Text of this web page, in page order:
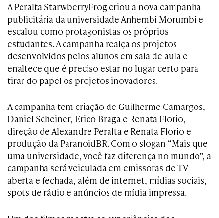
A Peralta StarwberryFrog criou a nova campanha
publicitária da universidade Anhembi Morumbi e
escalou como protagonistas os próprios
estudantes. A campanha realça os projetos
desenvolvidos pelos alunos em sala de aula e
enaltece que é preciso estar no lugar certo para
tirar do papel os projetos inovadores.
A campanha tem criação de Guilherme Camargos,
Daniel Scheiner, Erico Braga e Renata Florio,
direção de Alexandre Peralta e Renata Florio e
produção da ParanoidBR. Com o slogan “Mais que
uma universidade, você faz diferença no mundo”, a
campanha será veiculada em emissoras de TV
aberta e fechada, além de internet, mídias sociais,
spots de rádio e anúncios de mídia impressa.